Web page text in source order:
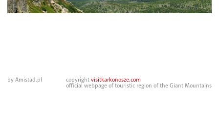
by Amistad.pl copyright visitkarkonosze.com
official webpage of touristic region of the Giant Mountains